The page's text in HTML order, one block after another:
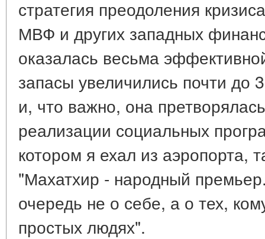
стратегия преодоления
МВФ и других западных
оказалась весьма
запасы увеличились почти до
и, что важно, она
реализации социальных
котором я ехал из аэропорта,
"Махатхир - народный
очередь не о себе, а о тех,
простых людях".